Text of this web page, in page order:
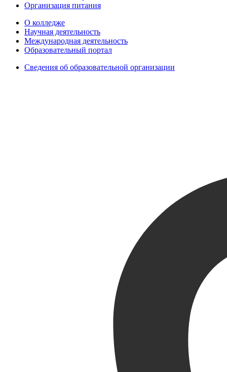
Организация питания
О колледже
Научная деятельность
Международная деятельность
Образовательный портал
Сведения об образовательной организации